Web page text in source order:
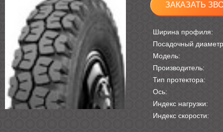
ЗАКАЗАТЬ
Ширина профиля:
Посадочный
Модель:
Производитель:
Тип протектора:
Ось:
Индекс нагрузки:
Индекс скорости: